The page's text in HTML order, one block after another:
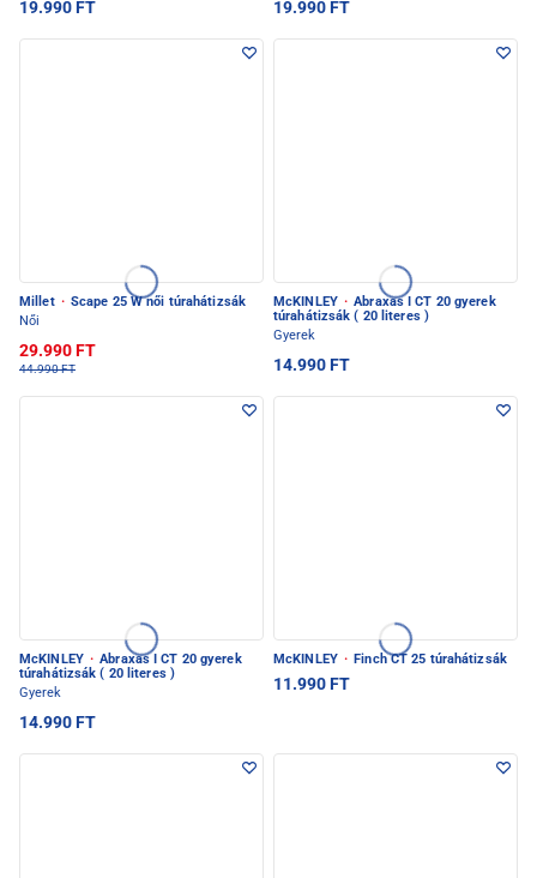
19.990 FT 19.990 FT
Millet · Scape 25 W női túrahátizsák
Női
29.990 FT
44.990 FT
McKINLEY · Abraxas I CT 20 gyerek
túrahátizsák ( 20 literes )
Gyerek
14.990 FT
McKINLEY · Abraxas I CT 20 gyerek
túrahátizsák ( 20 literes )
Gyerek
14.990 FT
McKINLEY · Finch CT 25 túrahátizsák
11.990 FT